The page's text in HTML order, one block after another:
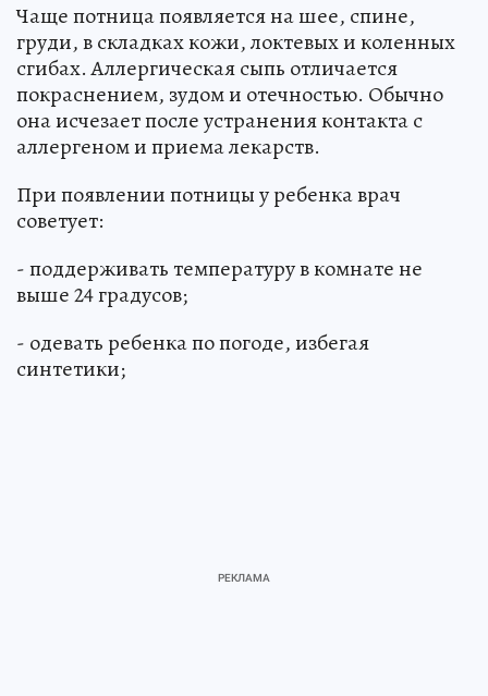
Чаще потница появляется на шее, спине,
груди, в складках кожи, локтевых и коленных
сгибах. Аллергическая сыпь отличается
покраснением, зудом и отечностью. Обычно
она исчезает после устранения контакта с
аллергеном и приема лекарств.
При появлении потницы у ребенка врач
советует:
- поддерживать температуру в комнате не
выше 24 градусов;
- одевать ребенка по погоде, избегая
синтетики;